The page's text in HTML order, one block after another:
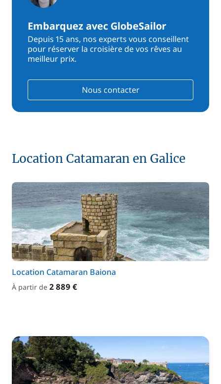
Embarquez avec GlobeSailor
Depuis 15 ans, nos experts vous conseillent
pour réserver la croisière de vos rêves au
meilleur prix.
Nous contacter
Location Catamaran en Galice
Location Catamaran Baiona
À partir de 2 889 €